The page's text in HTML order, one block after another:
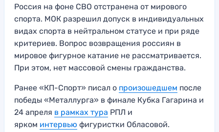
Россия на фоне СВО отстранена от мирового
спорта. МОК разрешил допуск в индивидуальных
видах спорта в нейтральном статусе и при ряде
критериев. Вопрос возвращения россиян в
мировое фигурное катание не рассматривается.
При этом, нет массовой смены гражданства.
Ранее «КП-Спорт» писал о произошедшем после
победы «Металлурга» в финале Кубка Гагарина и
24 апреля в рамках тура РПЛ и
ярком интервью фигуристки Обласовой.